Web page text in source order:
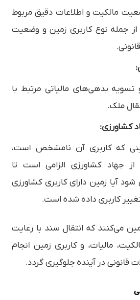
مالکیت و اطلاعات دقیق مربوط
از جمله نوع کاربری زمین و وضعیت
تسویه بدهی‌های مالیاتی مرتبط با
ملک.
کشاورزی:
که کاربری آن نامشخص است،
از جهاد کشاورزی الزامی است تا
آیا زمین دارای کاربری کشاورزی
کاربری داده شده است.
می‌کنند که انتقال سند با رعایت
مالیات، و کاربری زمین انجام
قانونی در آینده جلوگیری گردد.